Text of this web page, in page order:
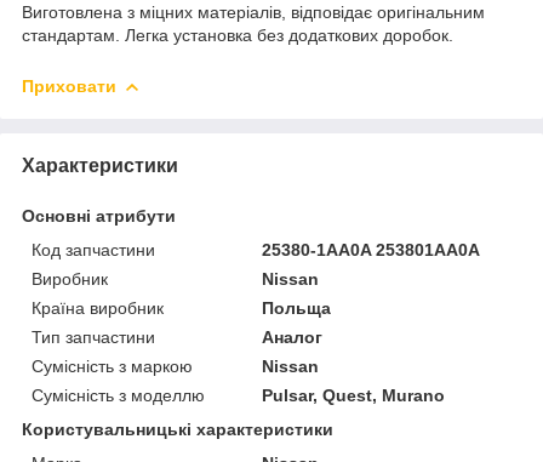
Виготовлена з міцних матеріалів, відповідає оригінальним
стандартам. Легка установка без додаткових доробок.
Приховати
Характеристики
Основні атрибути
Код запчастини
25380-1AA0A 253801AA0A
Виробник
Nissan
Країна виробник
Польща
Тип запчастини
Аналог
Сумісність з маркою
Nissan
Сумісність з моделлю
Pulsar, Quest, Murano
Користувальницькі характеристики